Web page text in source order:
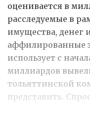
оценивается в
расследуемые в
имущества, денег
аффилированные
использует с
миллиардов
тольяттинской
представить.